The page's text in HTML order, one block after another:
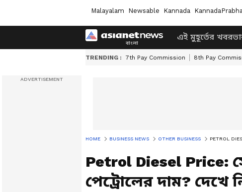
Malayalam Newsable Kannada KannadaPrabha
এই মুহূর্তের খবর
TRENDING : 7th Pay Commission 8th Pay
HOME BUSINESS NEWS OTHER BUSINESS PETROL
Petrol Diesel Price:
পেট্রোলের দাম? দেখে